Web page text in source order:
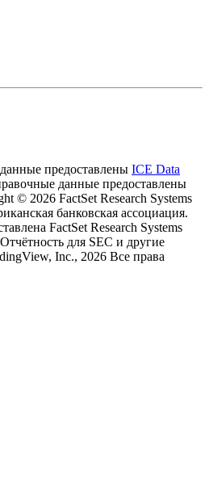
предоставлены ICE Data
данные предоставлены
© 2026 FactSet Research Systems
банковская ассоциация.
FactSet Research Systems
Отчётность для SEC и другие
Inc., 2026 Все права